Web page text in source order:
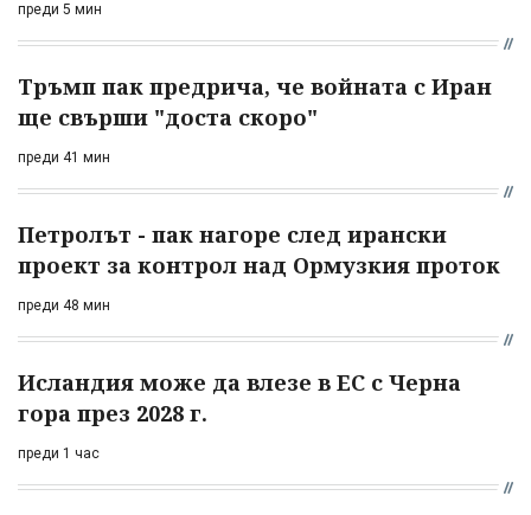
преди 5 мин
Тръмп пак предрича, че войната с Иран
ще свърши "доста скоро"
преди 41 мин
Петролът - пак нагоре след ирански
проект за контрол над Ормузкия проток
преди 48 мин
Исландия може да влезе в ЕС с Черна
гора през 2028 г.
преди 1 час